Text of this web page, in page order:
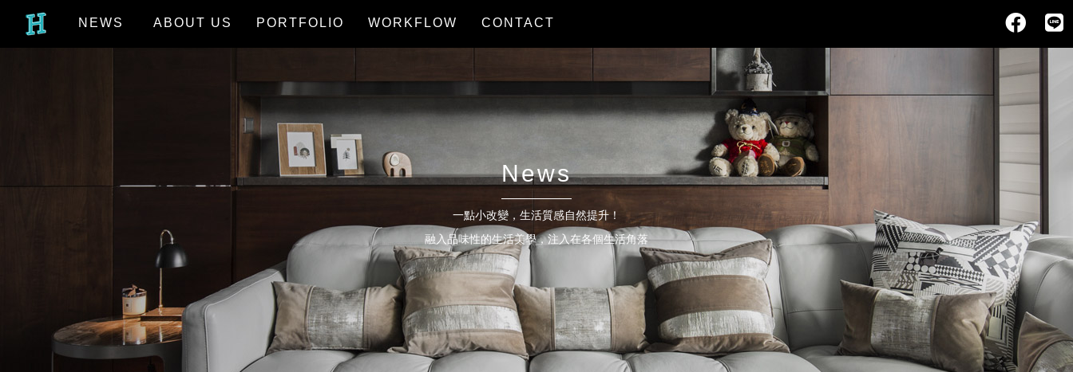
NEWS ABOUT US PORTFOLIO WORKFLOW CONTACT
News
一點小改變，生活質感自然提升！
融入品味性的生活美學，注入在各個生活角落